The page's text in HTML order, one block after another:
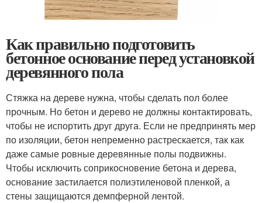
Как правильно подготовить
бетонное основание перед установкой
деревянного пола
Стяжка на дереве нужна, чтобы сделать пол более
прочным. Но бетон и дерево не должны контактировать,
чтобы не испортить друг друга. Если не предпринять мер
по изоляции, бетон непременно растрескается, так как
даже самые ровные деревянные полы подвижны.
Чтобы исключить соприкосновение бетона и дерева,
основание застилается полиэтиленовой пленкой, а
стены защищаются демпферной лентой.